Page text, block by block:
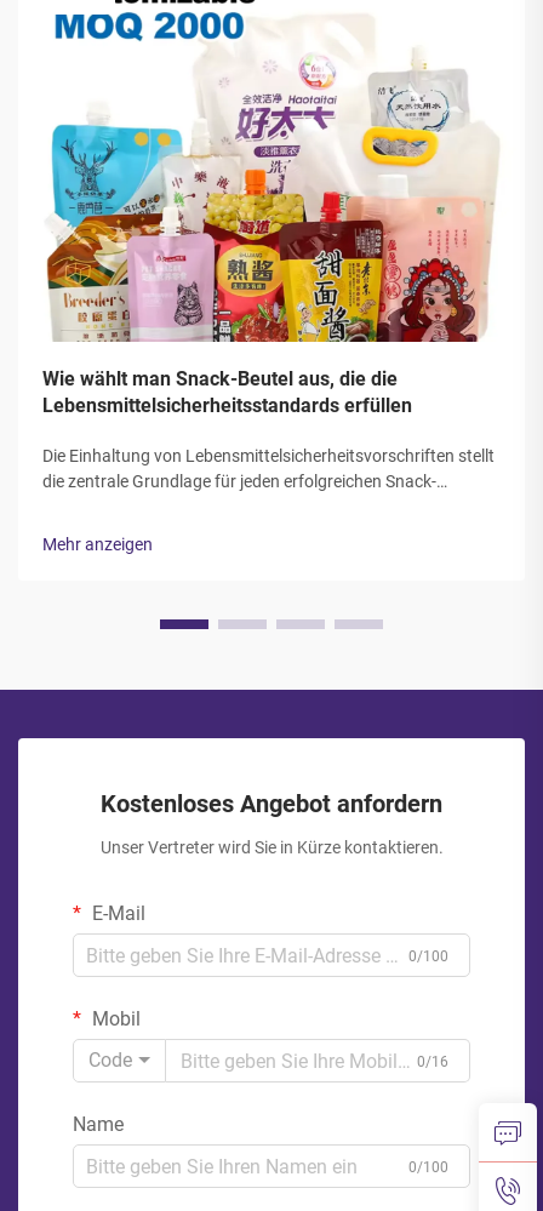
Wie wählt man Snack-Beutel aus, die die
Lebensmittelsicherheitsstandards erfüllen
Die Einhaltung von Lebensmittelsicherheitsvorschriften stellt
die zentrale Grundlage für jeden erfolgreichen Snack-
regulatorischer Standards, Materialeigenschaften sowie
Mehr anzeigen
Kostenloses Angebot anfordern
Unser Vertreter wird Sie in Kürze kontaktieren.
E-Mail
0/100
Mobil
Code
0/16
Name
0/100